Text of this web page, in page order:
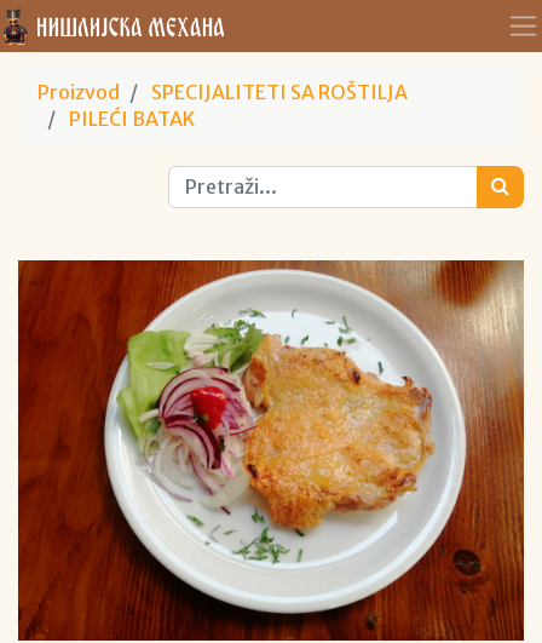
Proizvod
SPECIJALITETI SA ROŠTILJA
PILEĆI BATAK